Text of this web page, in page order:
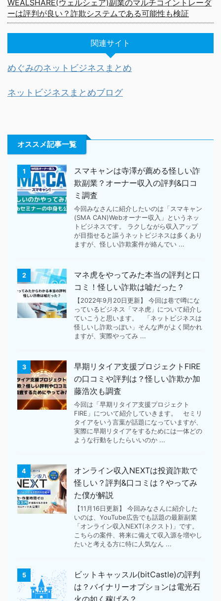
WEALSHARE(ウェルシェア)副業のマルチコイントレーダ
ーは評判が良い？詐欺システムである可能性も検証
関連サイト
めぐみのネットビジネスまとめ
ネットビジネスまとめブログ
オススメ記事一覧
1
スマキャンは寺澤が薦める怪しい詐
欺副業？オーナー収入の評判&口コ
ミ調査
今回みなさんに紹介したいのは「スマキャン
(SMA CAN)Webオーナー収入」というネッ
トビジネスです。 ラクしながら収入アップ
が目指せると謳うネットビジネスは多くあり
ますが、怪しい詐欺案件が絡んでい ...
2
マネ虎をやってみた本当の評判と口
コミ！怪しい詐欺は嘘だった？
【2022年9月20日更新】 今回は巷で噂にな
っているビジネス「マネ虎」について紹介し
ていこうと思います。 「ネットビジネスは
怪しいし詐欺っぽい」そんな声がよく聞かれ
ますが、実際やってみ ...
3
早期リタイア支援プロジェクトFIRE
の口コミや評判は？怪しい詐欺か加
藤浩次も調査
今回は「早期リタイア支援プロジェクト
FIRE」について紹介していきます。 セミリ
タイアをいう言葉が話題になっていますが、
実際に早期リタイアをするためには一体どの
ような行動をしたらいいのか ...
4
オンライン収入NEXTは投資詐欺で
怪しい？評判&口コミは？やってみ
た僕が解説
【11月16日更新】 今回みなさんに紹介した
いのは、YouTube広告でも話題の最新副業
「オンライン収入NEXT(ネクスト)」です。
こちらの案件、将来に備えて収入源を増やし
たいと考える方に特に人気なん ...
5
ビットキャッスル(bitCastle)の評判
は？バイナリーオプションは電光石
火の如く稼げる？